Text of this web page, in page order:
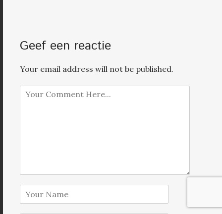
Geef een reactie
Your email address will not be published.